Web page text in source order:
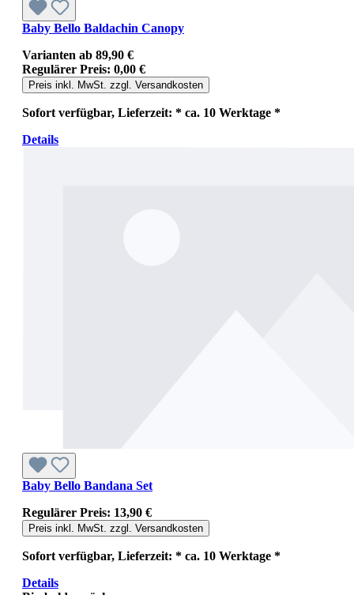
Baby Bello Baldachin Canopy
Varianten ab 89,90 €
Regulärer Preis: 0,00 €
Preis inkl. MwSt. zzgl. Versandkosten
Sofort verfügbar, Lieferzeit: * ca. 10 Werktage *
Details
Baby Bello Bandana Set
Regulärer Preis: 13,90 €
Preis inkl. MwSt. zzgl. Versandkosten
Sofort verfügbar, Lieferzeit: * ca. 10 Werktage *
Details